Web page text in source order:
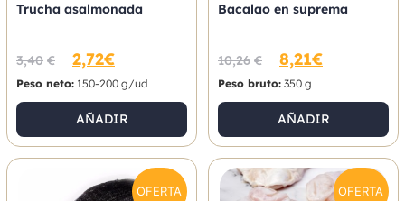
Trucha asalmonada
3,40 € 2,72€
Peso neto: 150-200 g/ud
AÑADIR
Bacalao en suprema
10,26 € 8,21€
Peso bruto: 350 g
AÑADIR
OFERTA OFERTA